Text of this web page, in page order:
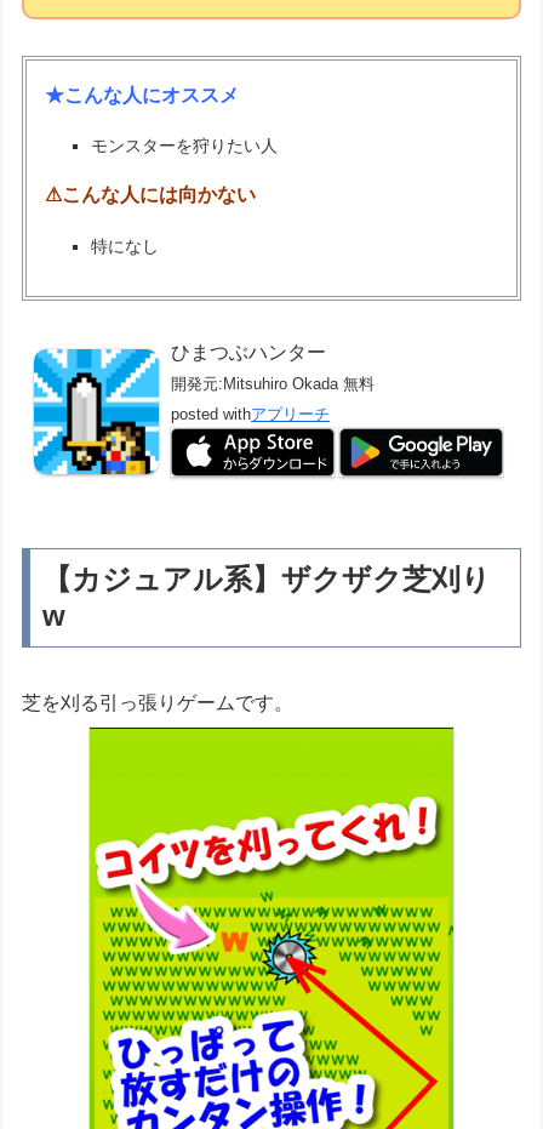
★こんな人にオススメ
モンスターを狩りたい人
⚠こんな人には向かない
特になし
ひまつぶハンター
開発元: Mitsuhiro Okada 無料
posted withアプリーチ
【カジュアル系】ザクザク芝刈り
w
芝を刈る引っ張りゲームです。